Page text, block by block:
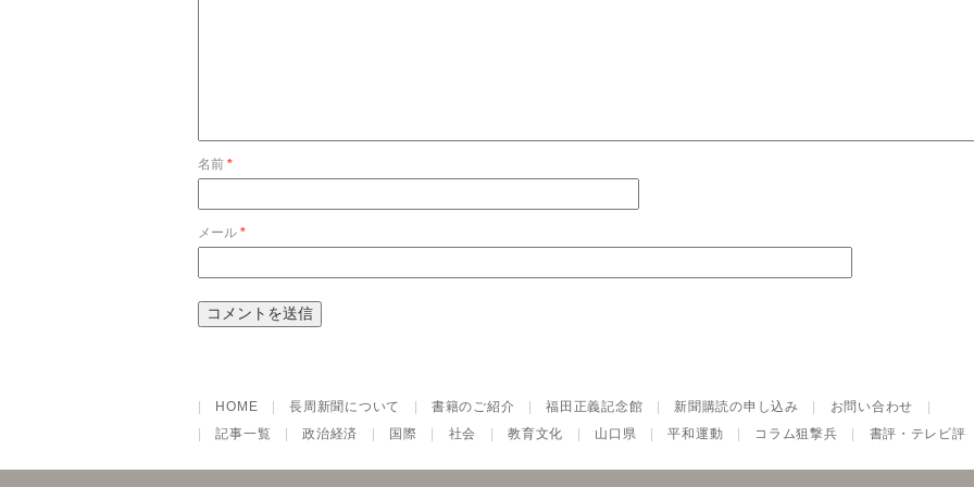
名前 *
メール *
| HOME |長周新聞について |書籍のご紹介 |福田正義記念館 | 新聞購読の申し込み | お問い合わせ |
|記事一覧 |政治経済 | 国際 | 社会 |教育文化 | 山口県 |平和運動 | コラム狙撃兵 | 書評・テレビ評